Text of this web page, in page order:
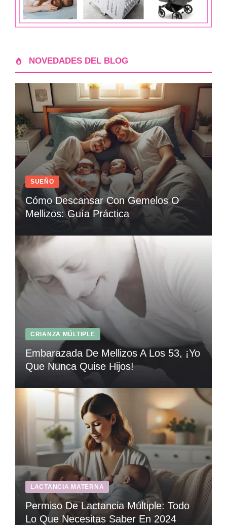
NOVEDADES DEL BLOG
SUEÑO
Cómo Descansar Con Gemelos O
Mellizos: Guía Práctica
CRIANZA MÚLTIPLE
Embarazada De Mellizos A Los 53, ¡Yo
Que Nunca Quise Hijos!
LACTANCIA MATERNA
Permiso De Lactancia Múltiple: Todo
Lo Que Necesitas Saber En 2024